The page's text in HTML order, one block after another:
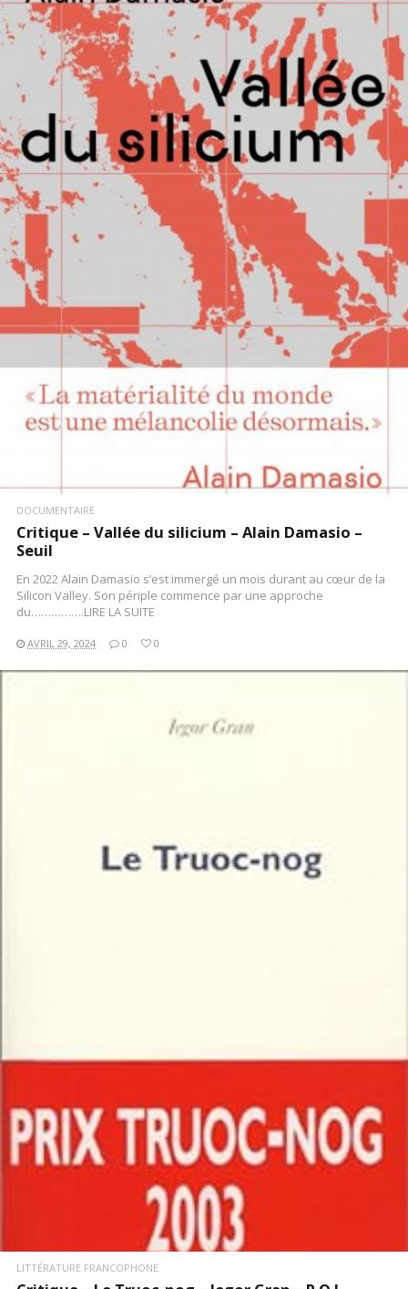
LIRE LA SUITE
DOCUMENTAIRE
Critique – Vallée du silicium – Alain Damasio –
Seuil
En 2022 Alain Damasio s’est immergé un mois durant au cœur de la
Silicon Valley. Son périple commence par une approche
du…………….LIRE LA SUITE
AVRIL 29, 2024 0 0
LITTÉRATURE FRANCOPHONE